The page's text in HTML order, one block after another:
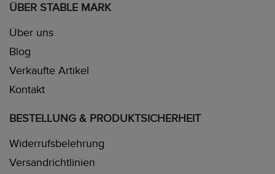
ÜBER STABLE MARK
Über uns
Blog
Verkaufte Artikel
Kontakt
BESTELLUNG & PRODUKTSICHERHEIT
Widerrufsbelehrung
Versandrichtlinien